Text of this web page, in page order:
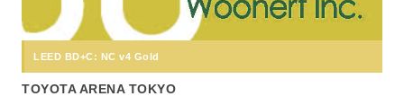
LEED BD+C: NC v4 Gold
TOYOTA ARENA TOKYO